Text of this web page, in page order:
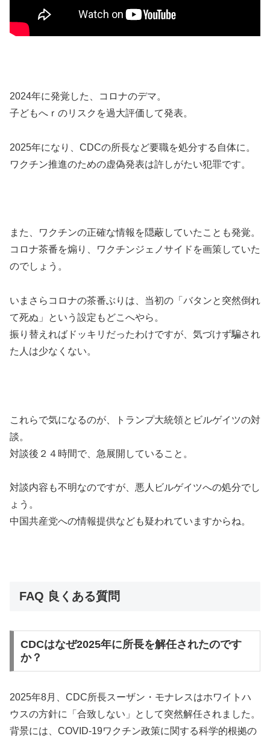
2024年に発覚した、コロナのデマ。
子どもへｒのリスクを過大評価して発表。
2025年になり、CDCの所長など要職を処分する自体に。
ワクチン推進のための虚偽発表は許しがたい犯罪です。
また、ワクチンの正確な情報を隠蔽していたことも発覚。
コロナ茶番を煽り、ワクチンジェノサイドを画策していた
のでしょう。
いまさらコロナの茶番ぶりは、当初の「バタンと突然倒れ
て死ぬ」という設定もどこへやら。
振り替えればドッキリだったわけですが、気づけず騙され
た人は少なくない。
これらで気になるのが、トランプ大統領とビルゲイツの対
談。
対談後２４時間で、急展開していること。
対談内容も不明なのですが、悪人ビルゲイツへの処分でし
ょう。
中国共産党への情報提供なども疑われていますからね。
FAQ 良くある質問
CDCはなぜ2025年に所長を解任されたのです
か？
2025年8月、CDC所長スーザン・モナレスはホワイトハ
ウスの方針に「合致しない」として突然解任されました。
背景には、COVID-19ワクチン政策に関する科学的根拠の